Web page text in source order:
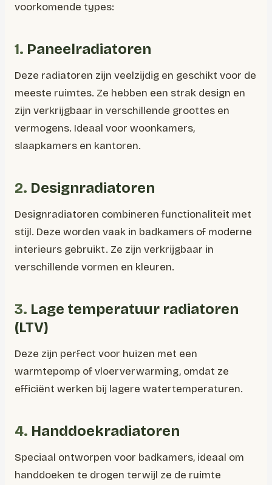
voorkomende types:
1. Paneelradiatoren
Deze radiatoren zijn veelzijdig en geschikt voor de
meeste ruimtes. Ze hebben een strak design en
zijn verkrijgbaar in verschillende groottes en
vermogens. Ideaal voor woonkamers,
slaapkamers en kantoren.
2. Designradiatoren
Designradiatoren combineren functionaliteit met
stijl. Deze worden vaak in badkamers of moderne
interieurs gebruikt. Ze zijn verkrijgbaar in
verschillende vormen en kleuren.
3. Lage temperatuur radiatoren
(LTV)
Deze zijn perfect voor huizen met een
warmtepomp of vloerverwarming, omdat ze
efficiënt werken bij lagere watertemperaturen.
4. Handdoekradiatoren
Speciaal ontworpen voor badkamers, ideaal om
handdoeken te drogen terwijl ze de ruimte